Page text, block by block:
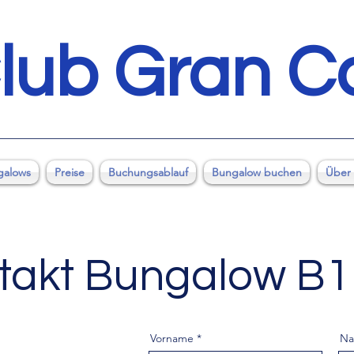
Gran
Preise Buchungsablauf Bungalow buchen Über
Bungalow B1
Vorname